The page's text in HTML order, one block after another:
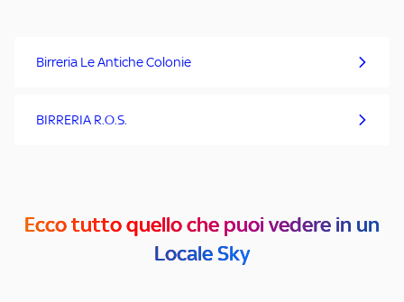
Birreria Le Antiche Colonie
BIRRERIA R.O.S.
Ecco tutto quello che puoi vedere in un
Locale Sky